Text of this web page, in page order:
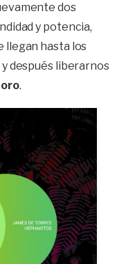
dos
y potencia,
llegan hasta los
después liberarnos
.